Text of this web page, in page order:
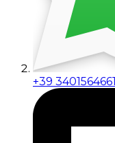
+39 3401564661